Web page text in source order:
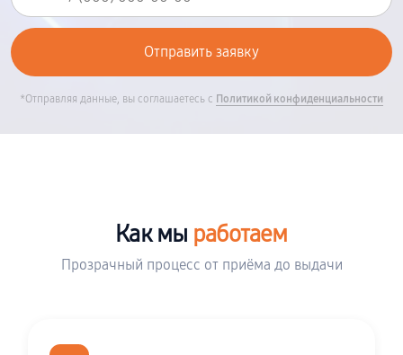
*Отправляя данные, вы соглашаетесь с Политикой конфиденциальности
Как мы работаем
Прозрачный процесс от приёма до выдачи